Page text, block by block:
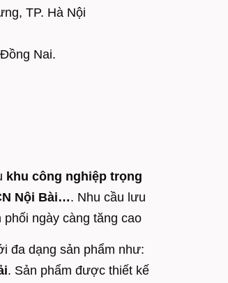
TP. Hà Nội
Nai.
khu công nghiệp trọng
Nội Bài…. Nhu cầu lưu
ngày càng tăng cao
đa dạng sản phẩm như:
. Sản phẩm được thiết kế